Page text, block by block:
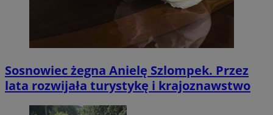
Sosnowiec żegna Anielę Szlompek. Przez
lata rozwijała turystykę i krajoznawstwo